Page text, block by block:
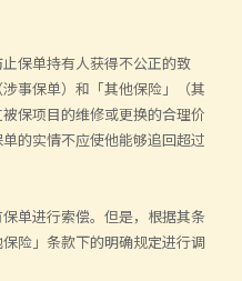
保单持有人获得不公正的致
事保单）和「其他保险」（其
保项目的维修或更换的合理价
的实情不应使他能够追回超过
单进行索偿。但是，根据其条
险」条款下的明确规定进行调